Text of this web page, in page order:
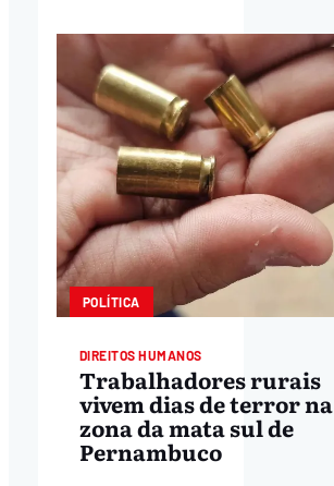
POLÍTICA
DIREITOS HUMANOS
Trabalhadores rurais
vivem dias de terror na
zona da mata sul de
Pernambuco